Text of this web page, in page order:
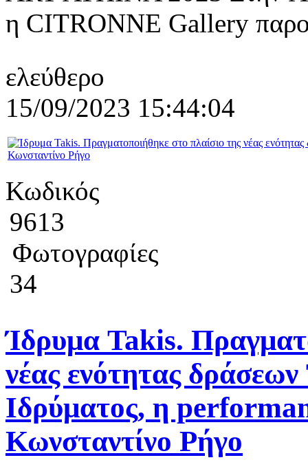
η CITRONNE Gallery
ελεύθερο
15/09/2023 15:44:04
Κωδικός
9613
Φωτογραφίες
34
Ίδρυμα Takis.
νέας ενότητας
Ιδρύματος, η
Κωνσταντίνο Ρήγο